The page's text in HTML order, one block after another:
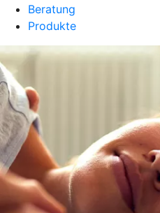
Beratung
Produkte